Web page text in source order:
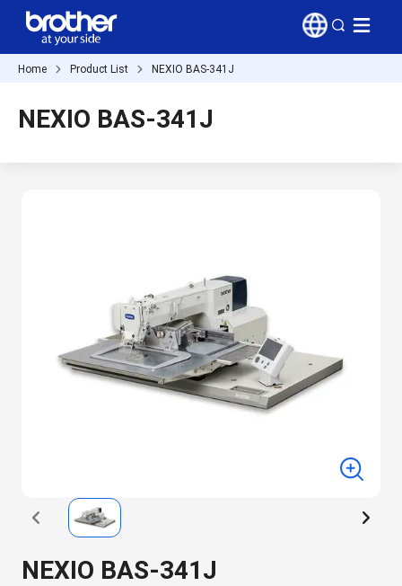
Home Product List NEXIO BAS-341J
NEXIO BAS-341J
NEXIO BAS-341J